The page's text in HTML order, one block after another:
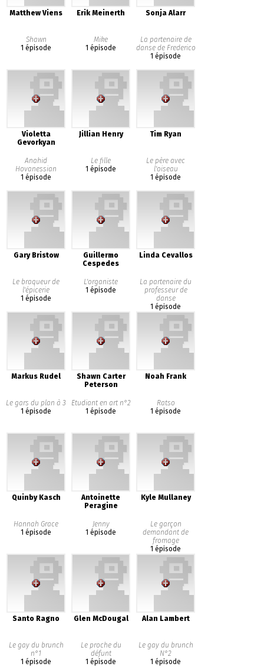
Matthew Viens
Shawn
1 épisode
Erik Meinerth
Mike
1 épisode
Sonja Alarr
La partenaire de
danse de Frederico
1 épisode
Violetta
Gevorkyan
Anahid
Hovanessian
1 épisode
Jillian Henry
Le fille
1 épisode
Tim Ryan
Le père avec
l'oiseau
1 épisode
Gary Bristow
Le braqueur de
l'épicerie
1 épisode
Guillermo
Cespedes
L'organiste
1 épisode
Linda Cevallos
La partenaire du
professeur de
danse
1 épisode
Markus Rudel
Le gars du plan à 3
1 épisode
Shawn Carter
Peterson
Etudiant en art n°2
1 épisode
Noah Frank
Ratso
1 épisode
Quinby Kasch
Hannah Grace
1 épisode
Antoinette
Peragine
Jenny
1 épisode
Kyle Mullaney
Le garçon
demandant de
fromage
1 épisode
Santo Ragno
Le gay du brunch
n°1
1 épisode
Glen McDougal
Le proche du
défunt
1 épisode
Alan Lambert
Le gay du brunch
N°2
1 épisode